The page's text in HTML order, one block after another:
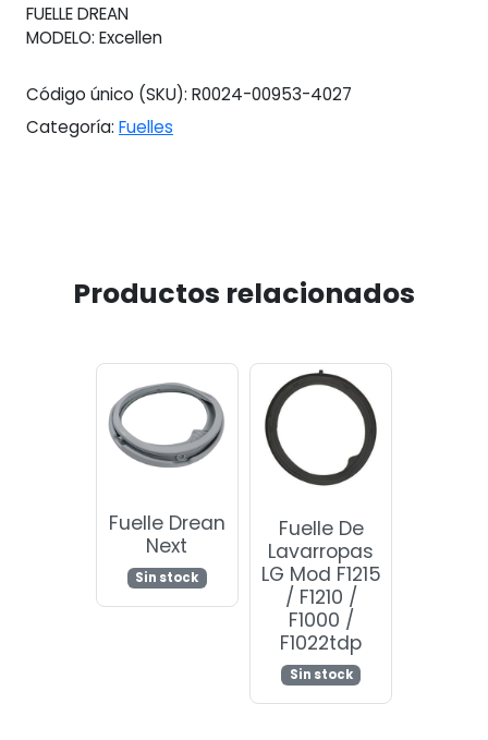
FUELLE DREAN
MODELO: Excellen
Código único (SKU): R0024-00953-4027
Categoría: Fuelles
Productos relacionados
Fuelle Drean
Next
Sin stock
Fuelle De
Lavarropas
LG Mod F1215
/ F1210 /
F1000 /
F1022tdp
Sin stock